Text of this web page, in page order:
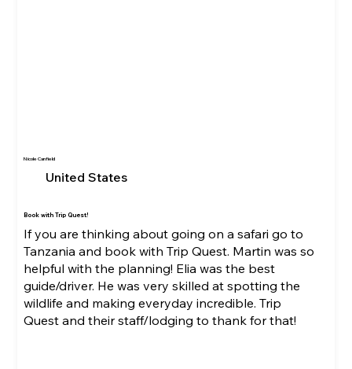
Nicole Canfield
United States
Book with Trip Quest!
If you are thinking about going on a safari go to
Tanzania and book with Trip Quest. Martin was so
helpful with the planning! Elia was the best
guide/driver. He was very skilled at spotting the
wildlife and making everyday incredible. Trip
Quest and their staff/lodging to thank for that!